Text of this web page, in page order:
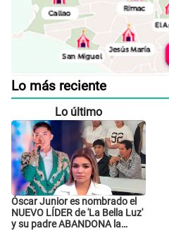
Lo más reciente
Lo último
Óscar Junior es nombrado el
NUEVO LÍDER de 'La Bella Luz'
y su padre ABANDONA la